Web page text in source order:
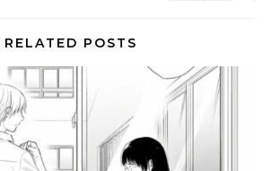
RELATED POSTS